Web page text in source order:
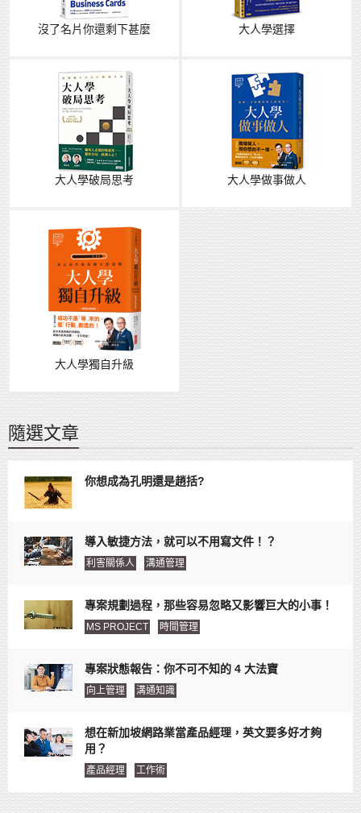
沒了名片你還剩下甚麼 大人學選擇
大人學破局思考 大人學做事做人
大人學獨自升級
隨選文章
你想成為孔明還是趙括?
導入敏捷方法，就可以不用寫文件！？
利害關係人 溝通管理
專案規劃過程，那些容易忽略又影響巨大的小事！
MS PROJECT 時間管理
專案狀態報告：你不可不知的 4 大法寶
向上管理 溝通知識
想在新加坡網路業當產品經理，英文要多好才夠
用？
產品經理 工作術